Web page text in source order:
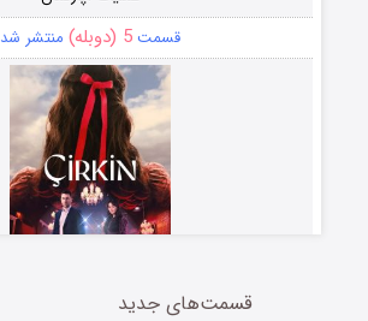
قسمت5 (دوبله) منتشر شد
سریال زشتقسمت‌های جدید